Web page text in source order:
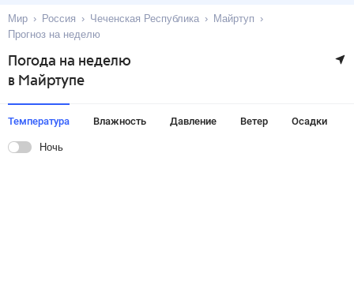
Мир Россия Чеченская Республика
Майртуп
Прогноз на неделю
Погода на неделю
в Майртупе
Температура Влажность Давление Ветер Осадки
Ночь